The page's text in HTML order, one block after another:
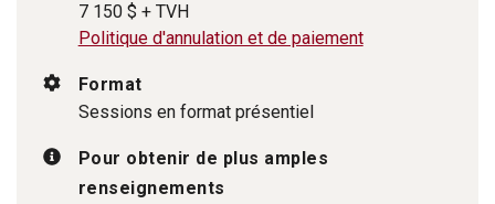
7 150 $ + TVH
Politique d'annulation et de paiement
Format
Sessions en format présentiel
Pour obtenir de plus amples
renseignements